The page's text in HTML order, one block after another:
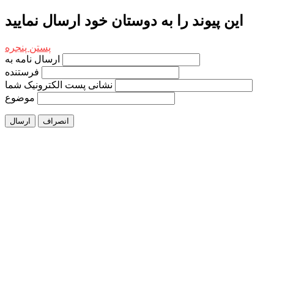
این پیوند را به دوستان خود ارسال نمایید
پستن پنجره
فرستنده
نشانی پست الکترونیک شما
موضوع
ارسال انصراف